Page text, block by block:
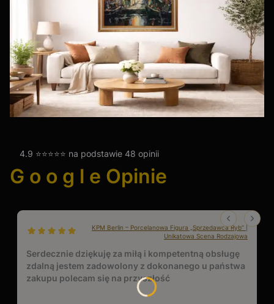
4.9 ⭐⭐⭐⭐⭐ na podstawie 48 opinii
G o o g l e Opinie
dał ocenę: 5
KPM Berlin – Porcelanowa Figura „Sprzedawca Ryb” |
Unikatowa Scena Rodzajowa
Serdecznie dziękuję za miłą i kompetentną obsługę
zdalną jestem zadowolony z dokonanego u państwa
zakupu polecam się na przyszłość